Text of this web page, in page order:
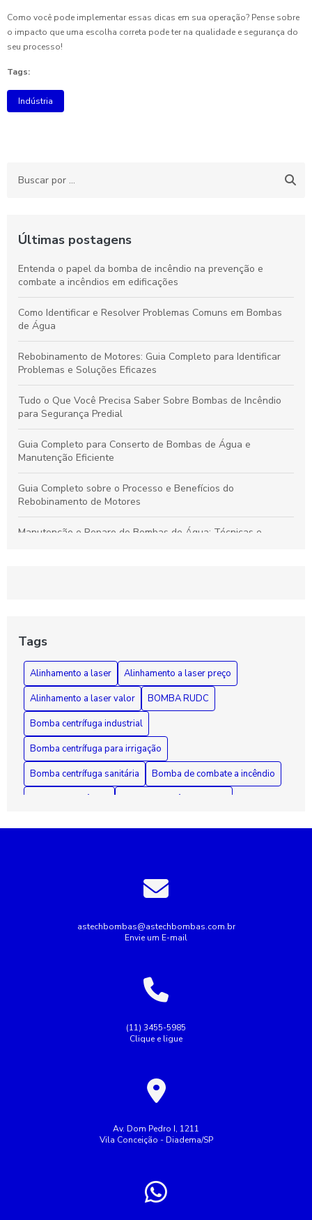
Como você pode implementar essas dicas em sua operação? Pense sobre
o impacto que uma escolha correta pode ter na qualidade e segurança do
seu processo!
Tags:
Indústria
Últimas postagens
Entenda o papel da bomba de incêndio na prevenção e
combate a incêndios em edificações
Como Identificar e Resolver Problemas Comuns em Bombas
de Água
Rebobinamento de Motores: Guia Completo para Identificar
Problemas e Soluções Eficazes
Tudo o Que Você Precisa Saber Sobre Bombas de Incêndio
para Segurança Predial
Guia Completo para Conserto de Bombas de Água e
Manutenção Eficiente
Guia Completo sobre o Processo e Benefícios do
Rebobinamento de Motores
Manutenção e Reparo de Bombas de Água: Técnicas e
Funcionamento e Manutenção Fundamental
Como Diagnosticar e Reparar Bombas d'Água com Segurança
e Eficiência
Tags
Alinhamento a laser
Alinhamento a laser preço
Alinhamento a laser valor
BOMBA RUDC
Bomba centrífuga industrial
Bomba centrífuga para irrigação
Bomba centrífuga sanitária
Bomba de combate a incêndio
Bomba de incêndio
Bomba de incêndio 7 5 cv
Bombas submersas
Conserto de bomba submersa
Conserto de bombas
Empresa de rebobinagem de motores
Empresa de tubulação hidráulica
Empresa montagem de painel elétrico
Fazer Manutenção de bombas de recalque
Instalação de bombas
Manutenção em bomba de água
astechbombas@astechbombas.com.br
Envie um E-mail
(11) 3455-5985
Clique e ligue
Av. Dom Pedro I, 1211
Vila Conceição - Diadema/SP